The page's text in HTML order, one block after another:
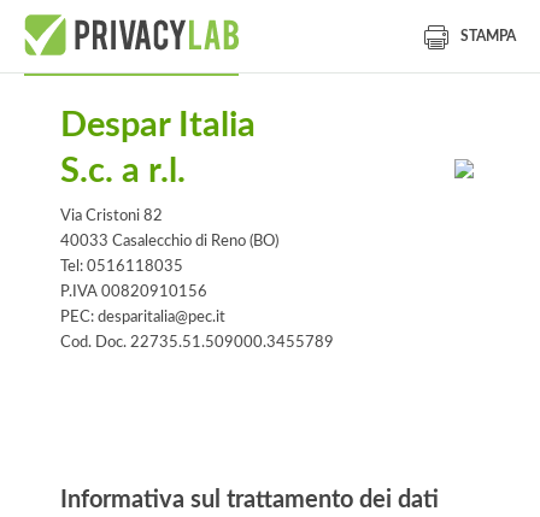
STAMPA
Despar Italia
S.c. a r.l.
Via Cristoni 82
40033 Casalecchio di Reno (BO)
Tel: 0516118035
P.IVA 00820910156
PEC: desparitalia@pec.it
Cod. Doc. 22735.51.509000.3455789
Informativa sul trattamento dei dati